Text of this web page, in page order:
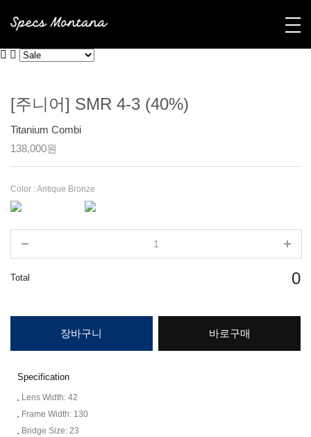
[주니어] SMR 4-3 (40%)
Titanium Combi
138,000원
Color :Antique Bronze
Total 0
장바구니 바로구매
Specification
Lens Width: 42
Frame Width: 130
Bridge Size: 23